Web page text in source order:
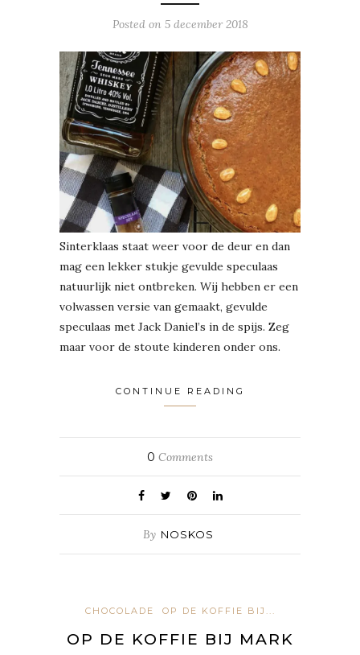
Posted on 5 december 2018
Sinterklaas staat weer voor de deur en dan
mag een lekker stukje gevulde speculaas
natuurlijk niet ontbreken. Wij hebben er een
volwassen versie van gemaakt, gevulde
speculaas met Jack Daniel’s in de spijs. Zeg
maar voor de stoute kinderen onder ons.
CONTINUE READING
0 Comments
By NOSKOS
CHOCOLADE OP DE KOFFIE BIJ...
OP DE KOFFIE BIJ MARK